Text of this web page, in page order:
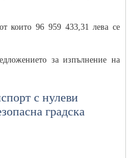
които 96 959 433,31 лева се
за изпълнение на
с нулеви
градска